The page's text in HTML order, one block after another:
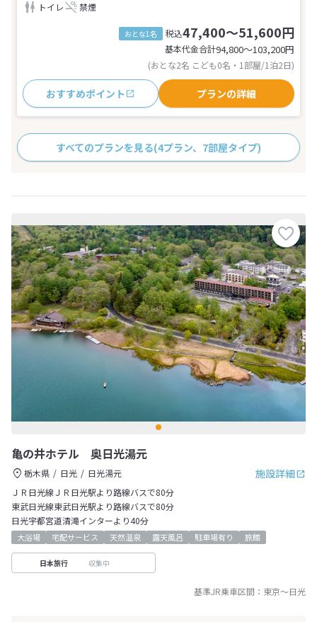
トイレ
禁煙
おとな1名 税込47,400～51,600円
基本代金合計94,800〜103,200円
(おとな2名 こども0名・1部屋/1泊2日)
おすすめポイント プランの詳細
すべてのプランを見る(4プラン、7部屋タイプ)
亀の井ホテル 奥日光湯元
施設詳細
栃木県 日光
日光湯元
ＪＲ日光線ＪＲ日光駅より路線バスで80分
東武日光線東武日光駅より路線バスで80分
日光宇都宮道清滝インターより40分
大浴場 宅配サービス 天然温泉 露天風呂 駐車場有り 旅館
日本旅行 収集中
基準JR乗車区間： 東京～日光